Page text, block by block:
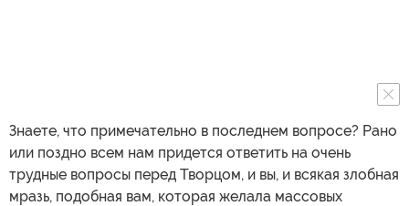
Знаете, что примечательно в последнем вопросе? Рано
или поздно всем нам придется ответить на очень
трудные вопросы перед Творцом, и вы, и всякая злобная
мразь, подобная вам, которая желала массовых